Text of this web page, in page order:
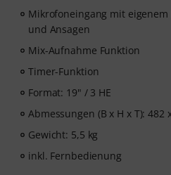
Mikrofoneingang mit
und Ansagen
Mix-Aufnahme Funktion
Timer-Funktion
Format: 19" / 3 HE
Abmessungen (B x H x T): 482
Gewicht: 5,5 kg
inkl. Fernbedienung